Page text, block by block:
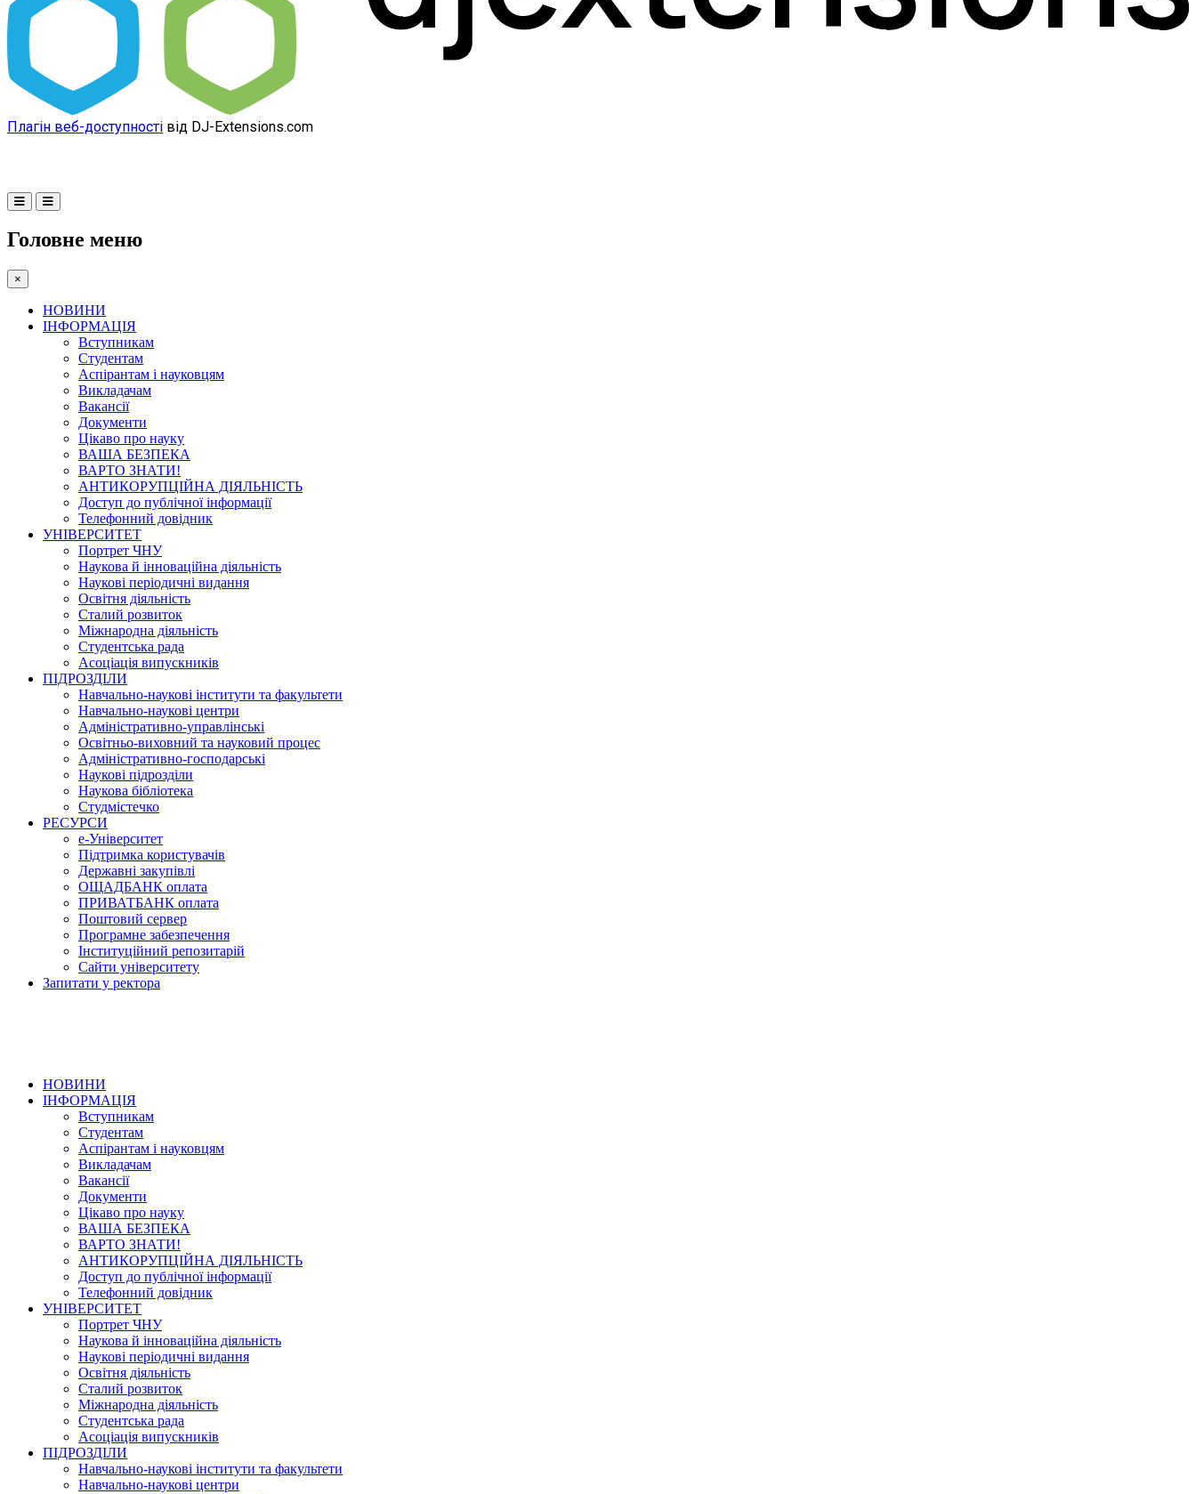
Плагін веб-доступності від DJ-Extensions.com
Головне меню
×
НОВИНИ
ІНФОРМАЦІЯ
Вступникам
Студентам
Аспірантам і науковцям
Викладачам
Вакансії
Документи
Цікаво про науку
ВАША БЕЗПЕКА
ВАРТО ЗНАТИ!
АНТИКОРУПЦІЙНА ДІЯЛЬНІСТЬ
Доступ до публічної інформації
Телефонний довідник
УНІВЕРСИТЕТ
Портрет ЧНУ
Наукова й інноваційна діяльність
Наукові періодичні видання
Освітня діяльність
Сталий розвиток
Міжнародна діяльність
Студентська рада
Асоціація випускників
ПІДРОЗДІЛИ
Навчально-наукові інститути та факультети
Навчально-наукові центри
Адміністративно-управлінські
Освітньо-виховний та науковий процес
Адміністративно-господарські
Наукові підрозділи
Наукова бібліотека
Студмістечко
РЕСУРСИ
е-Університет
Підтримка користувачів
Державні закупівлі
ОЩАДБАНК оплата
ПРИВАТБАНК оплата
Поштовий сервер
Програмне забезпечення
Інституційний репозитарій
Сайти університету
Запитати у ректора
НОВИНИ
ІНФОРМАЦІЯ
Вступникам
Студентам
Аспірантам і науковцям
Викладачам
Вакансії
Документи
Цікаво про науку
ВАША БЕЗПЕКА
ВАРТО ЗНАТИ!
АНТИКОРУПЦІЙНА ДІЯЛЬНІСТЬ
Доступ до публічної інформації
Телефонний довідник
УНІВЕРСИТЕТ
Портрет ЧНУ
Наукова й інноваційна діяльність
Наукові періодичні видання
Освітня діяльність
Сталий розвиток
Міжнародна діяльність
Студентська рада
Асоціація випускників
ПІДРОЗДІЛИ
Навчально-наукові інститути та факультети
Навчально-наукові центри